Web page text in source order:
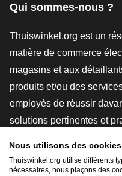
Qui sommes-nous ?
Thuiswinkel.org est un
matière de commerce
magasins et aux
produits et/ou des
employés de réussir
solutions pertinentes et
études de marché, et
Nous utilisons des cookies
Thuiswinkel.org utilise différents
nécessaires, nous plaçons des